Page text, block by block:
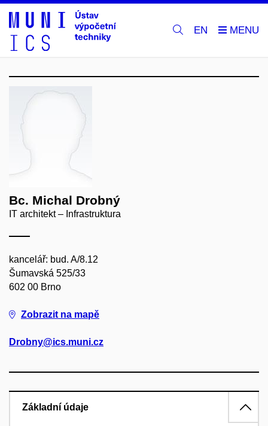
EN
Bc. Michal Drobný
IT architekt – Infrastruktura
kancelář: bud. A/8.12
Šumavská 525/33
602 00 Brno
Zobrazit na mapě
Drobny@ics.muni.cz
Základní údaje